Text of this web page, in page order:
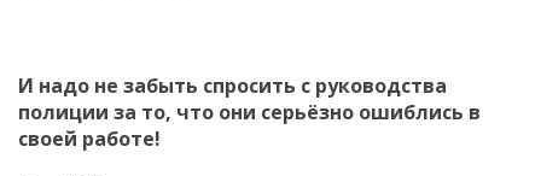
И надо не забыть спросить с руководства
полиции за то, что они серьёзно ошиблись в
своей работе!